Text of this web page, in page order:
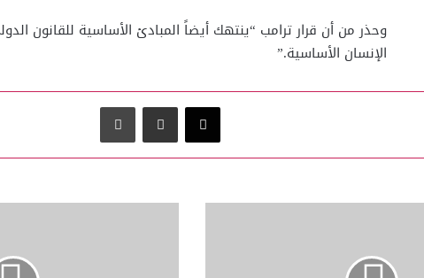
وحذر من أن قرار ترامب “ينتهك أيضاً المبادئ الأساسية للقانون
الإنسان الأساسية.”
‫X مشاركة عبر البريد طباعة
قافلة